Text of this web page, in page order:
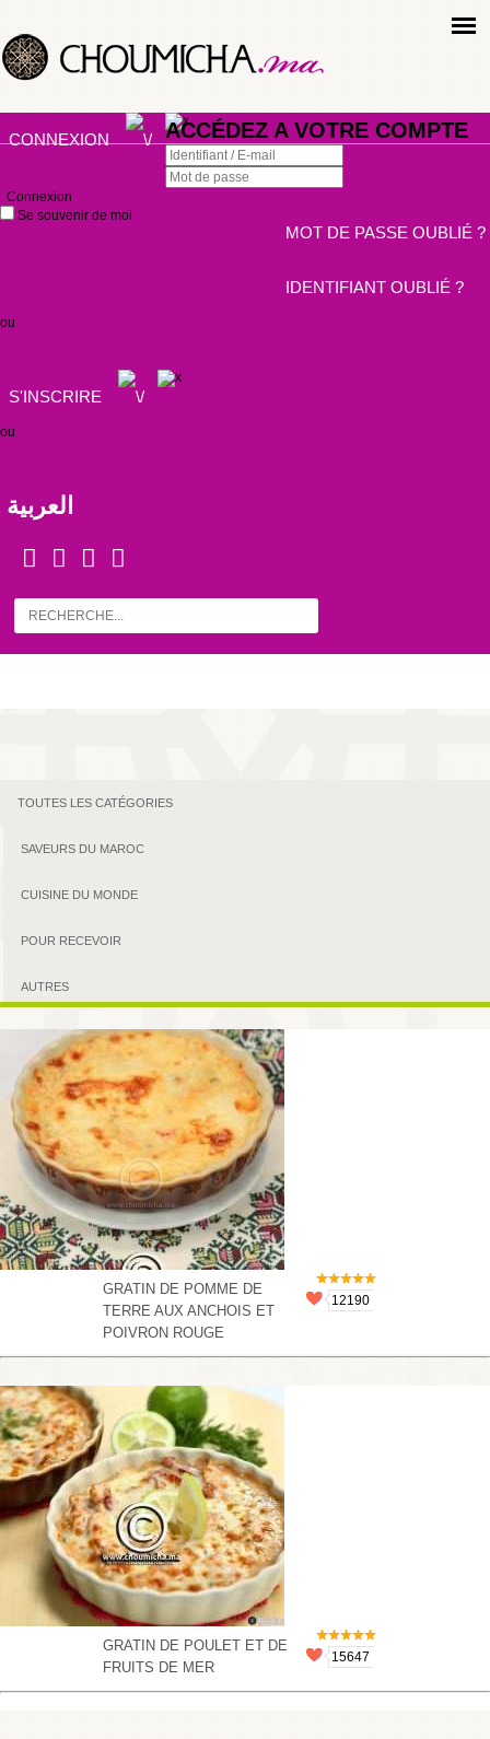
CONNEXION ACCÉDEZ A VOTRE COMPTE
Connexion
Se souvenir de moi
MOT DE PASSE OUBLIÉ ?
IDENTIFIANT OUBLIÉ ?
ou
S'INSCRIRE
ou
العربية
TOUTES LES CATÉGORIES
SAVEURS DU MAROC
CUISINE DU MONDE
POUR RECEVOIR
AUTRES
GRATIN DE POMME DE
TERRE AUX ANCHOIS ET
POIVRON ROUGE
12190
GRATIN DE POULET ET DE
FRUITS DE MER
15647